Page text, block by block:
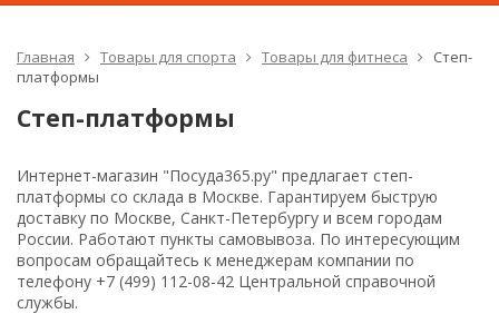
Главная Товары для спорта Товары для фитнеса
Степ-
платформы
Степ-платформы
Интернет-магазин "Посуда365.ру" предлагает степ-
платформы со склада в Москве. Гарантируем быструю
доставку по Москве, Санкт-Петербургу и всем городам
России. Работают пункты самовывоза. По интересующим
вопросам обращайтесь к менеджерам компании по
телефону +7 (499) 112-08-42 Центральной справочной
службы.